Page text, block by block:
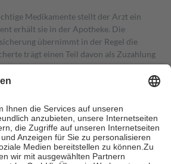
Medikamente stellt der Arzt ein
erhält sie in der Apotheke. Die
übernimmt in der Regel die
trägt einen Teil davon als Zuzahlung
Zuzahlungen in Höhe von zehn
sind jedoch nie mehr als die tatsächlichen
auch für Online-Apotheken.
Krankenpflege beträgt die
der Kosten sowie zehn Euro je